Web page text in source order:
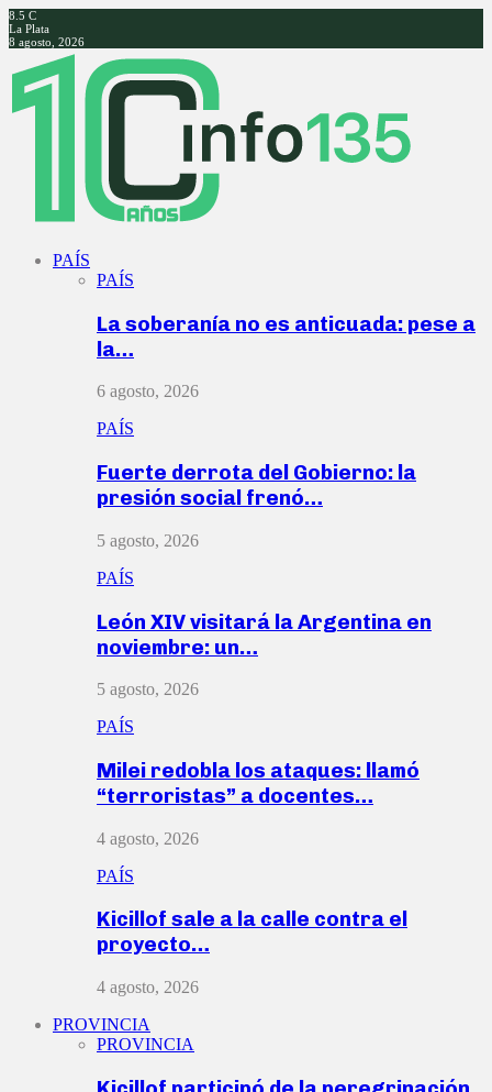
8.5 C
La Plata
8 agosto, 2026
Facebook
Twitter
Instagram
Youtube
PAÍS
PAÍS
La soberanía no es anticuada: pese a
la…
6 agosto, 2026
PAÍS
Fuerte derrota del Gobierno: la
presión social frenó…
5 agosto, 2026
PAÍS
León XIV visitará la Argentina en
noviembre: un…
5 agosto, 2026
PAÍS
Milei redobla los ataques: llamó
“terroristas” a docentes…
4 agosto, 2026
PAÍS
Kicillof sale a la calle contra el
proyecto…
4 agosto, 2026
PROVINCIA
PROVINCIA